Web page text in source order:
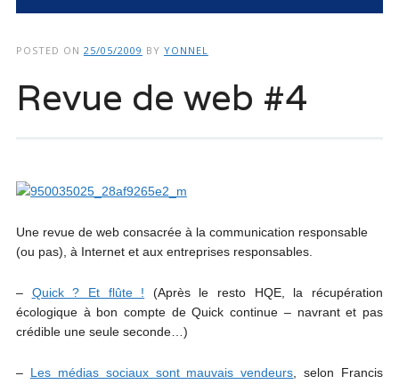
POSTED ON 25/05/2009 BY YONNEL
Revue de web #4
Une revue de web consacrée à la communication responsable
(ou pas), à Internet et aux entreprises responsables.
– Quick ? Et flûte ! (Après le resto HQE, la récupération
écologique à bon compte de Quick continue – navrant et pas
crédible une seule seconde…)
– Les médias sociaux sont mauvais vendeurs , selon Francis